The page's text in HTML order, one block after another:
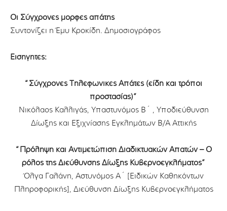
Οι Σύγχρονες μορφές απάτης
Συντονίζει η Έμυ Κροκίδη. Δημοσιογράφος
Εισηγητές:
“Σύγχρονες Τηλεφωνικές Απάτες (είδη και τρόποι
προστασίας)”
Νικόλαος Καλλιγάς, Υπαστυνόμος Β΄ , Υποδιεύθυνση
Δίωξης και Εξιχνίασης Εγκλημάτων Β/Α Αττικής
“Πρόληψη και Αντιμετώπιση Διαδικτυακών Απατών – Ο
ρόλος της Διεύθυνσης Δίωξης Κυβερνοεγκλήματος”
Όλγα Γαλάνη, Αστυνόμος Α΄ [Ειδικών Καθηκόντων
Πληροφορικής], Διεύθυνση Δίωξης Κυβερνοεγκλήματος